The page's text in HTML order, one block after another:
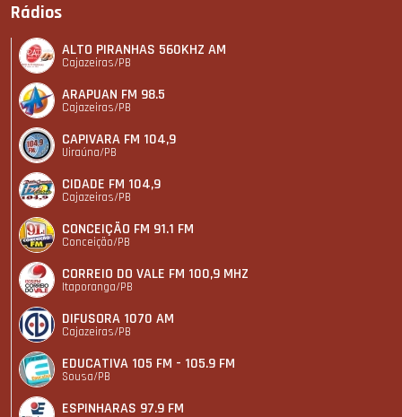
Rádios
ALTO PIRANHAS 560KHZ AM
Cajazeiras/PB
ARAPUAN FM 98.5
Cajazeiras/PB
CAPIVARA FM 104,9
Uiraúna/PB
CIDADE FM 104,9
Cajazeiras/PB
CONCEIÇÃO FM 91.1 FM
Conceição/PB
CORREIO DO VALE FM 100,9 MHZ
Itaporanga/PB
DIFUSORA 1070 AM
Cajazeiras/PB
EDUCATIVA 105 FM - 105.9 FM
Sousa/PB
ESPINHARAS 97.9 FM